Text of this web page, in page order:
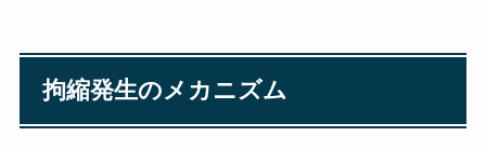
拘縮発生のメカニズム